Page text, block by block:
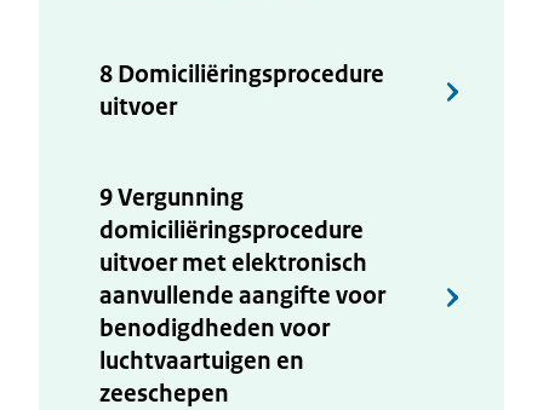
8 Domiciliëringsprocedure
uitvoer
9 Vergunning
domiciliëringsprocedure
uitvoer met elektronisch
aanvullende aangifte voor
benodigdheden voor
luchtvaartuigen en
zeeschepen